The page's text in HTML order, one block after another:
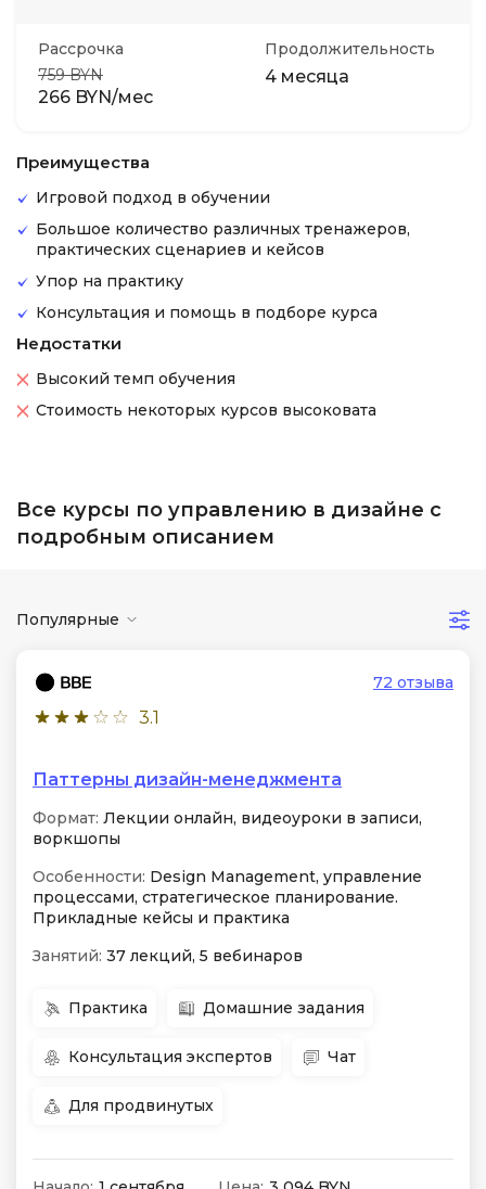
Рассрочка
759 BYN
266 BYN/мес
Продолжительность
4 месяца
Преимущества
Игровой подход в обучении
Большое количество различных тренажеров,
практических сценариев и кейсов
Упор на практику
Консультация и помощь в подборе курса
Недостатки
Высокий темп обучения
Стоимость некоторых курсов высоковата
Все курсы по управлению в дизайне с
подробным описанием
Популярные
3.1
72 отзыва
Паттерны дизайн-менеджмента
Формат: Лекции онлайн, видеоуроки в записи,
воркшопы
Особенности: Design Management, управление
процессами, стратегическое планирование.
Прикладные кейсы и практика
Занятий: 37 лекций, 5 вебинаров
Практика Домашние задания
Консультация экспертов Чат
Для продвинутых